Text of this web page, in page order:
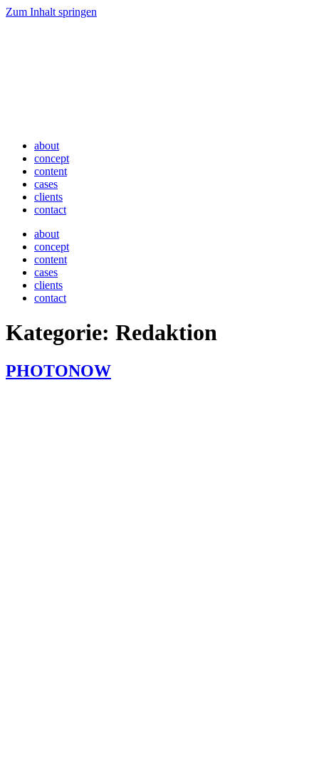
Zum Inhalt springen
about
concept
content
cases
clients
contact
about
concept
content
cases
clients
contact
Kategorie: Redaktion
PHOTONOW